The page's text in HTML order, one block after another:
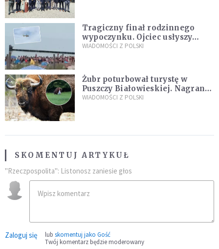
Tragiczny finał rodzinnego
wypoczynku. Ojciec usłyszy
zarzuty
WIADOMOŚCI Z POLSKI
Żubr poturbował turystę w
Puszczy Białowieskiej. Nagranie
daje do myślenia
WIADOMOŚCI Z POLSKI
SKOMENTUJ ARTYKUŁ
"Rzeczpospolita": Listonosz zaniesie głos
Zaloguj się lub skomentuj jako Gość
Twój komentarz będzie moderowany